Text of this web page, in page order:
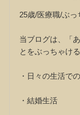
25歳/医療職/ぶ
当ブログは、「
とをぶっちゃけ
・日々の生活で
・結婚生活